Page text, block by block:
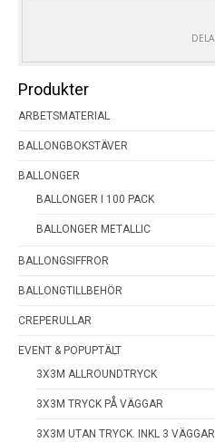
DELA
Produkter
ARBETSMATERIAL
BALLONGBOKSTÄVER
BALLONGER
BALLONGER I 100 PACK
BALLONGER METALLIC
BALLONGSIFFROR
BALLONGTILLBEHÖR
CREPERULLAR
EVENT & POPUPTÄLT
3X3M ALLROUNDTRYCK
3X3M TRYCK PÅ VÄGGAR
3X3M UTAN TRYCK. INKL 3 VÄGGAR